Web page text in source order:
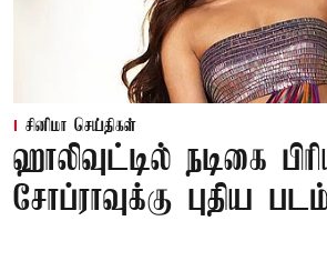
சினிமா செய்திகள்
ஹாலிவுட்டில் நடிகை
சோப்ராவுக்கு புதிய